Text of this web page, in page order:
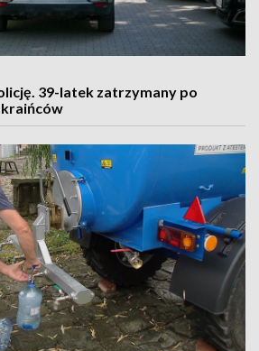
39-latek zatrzymany po